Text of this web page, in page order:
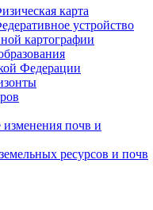
карта
устройство
картографии
Федерации
почв и
ресурсов и почв